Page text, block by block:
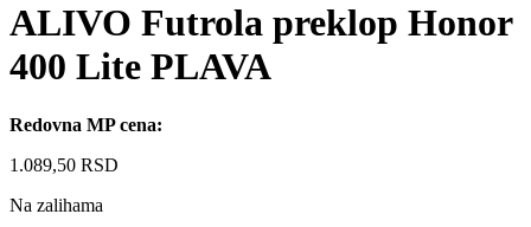
ALIVO Futrola preklop Honor
400 Lite PLAVA
Redovna MP cena:
1.089,50 RSD
Na zalihama